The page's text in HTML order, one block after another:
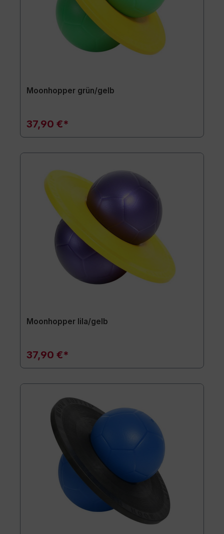
Moonhopper grün/gelb
37,90 €*
Moonhopper lila/gelb
37,90 €*